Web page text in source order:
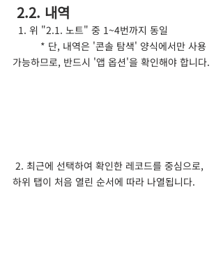
2.2. 내역
  1. 위 "2.1. 노트" 중 1~4번까지 동일
가능하므로, 반드시 '앱 옵션'을 확인해야 합니다.
하위 탭이 처음 열린 순서에 따라 나열됩니다.